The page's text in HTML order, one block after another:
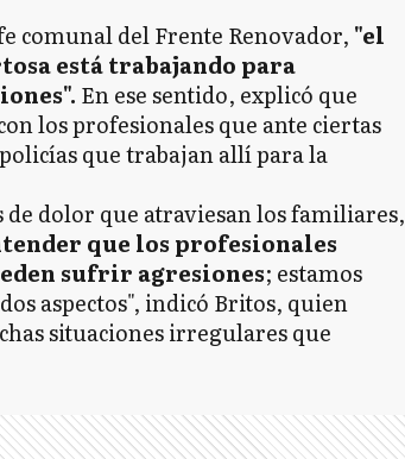
comunal del Frente Renovador, "el
está trabajando para
En ese sentido, explicó que
los profesionales que ante ciertas
que trabajan allí para la
de dolor que atraviesan los familiares,
que los profesionales
sufrir agresiones; estamos
aspectos", indicó Britos, quien
situaciones irregulares que